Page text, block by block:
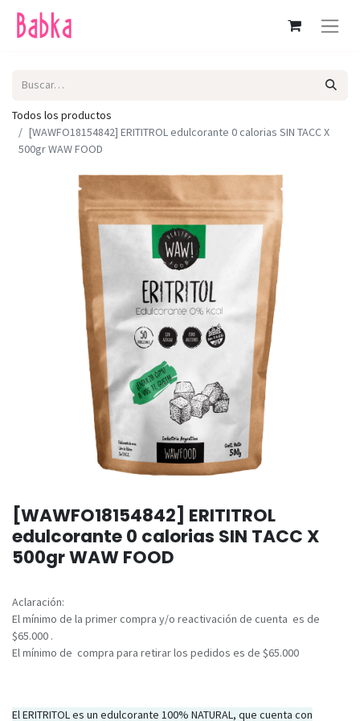
Todos los productos
[WAWFO18154842] ERITITROL edulcorante 0 calorias SIN TACC X
500gr WAW FOOD
[WAWFO18154842] ERITITROL
edulcorante 0 calorias SIN TACC X
500gr WAW FOOD
Aclaración:
El mínimo de la primer compra y/o reactivación de cuenta es de
$65.000 .
El mínimo de compra para retirar los pedidos es de $65.000
El ERITRITOL es un edulcorante 100% NATURAL, que cuenta con